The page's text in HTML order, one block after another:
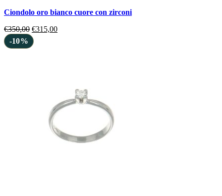
ciondolo oro bianco cuore con zirconi
€350,00 €315,00
-10%